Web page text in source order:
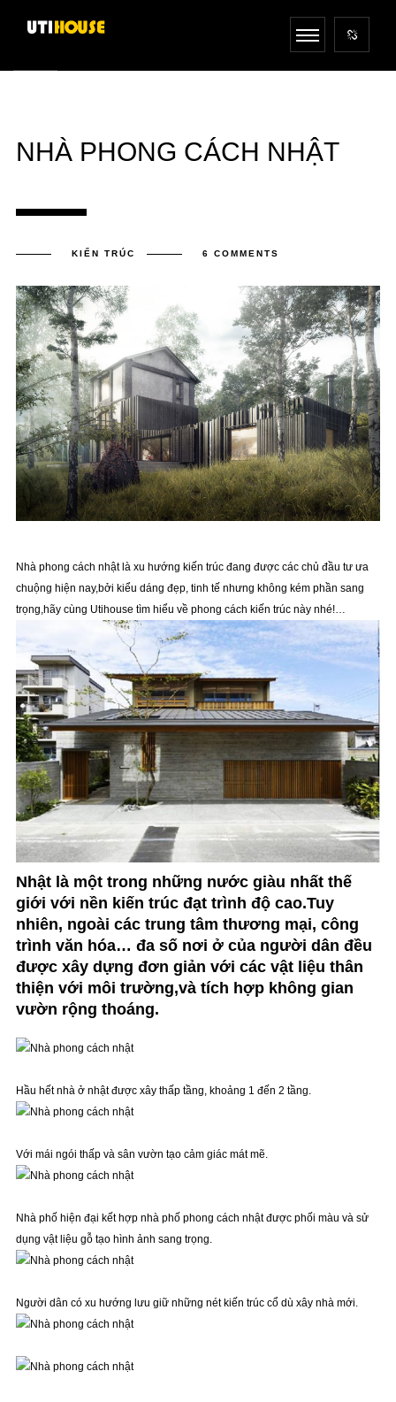
NHÀ PHONG CÁCH NHẬT
KIẾN TRÚC 6 COMMENTS
Nhà phong cách nhật là xu hướng kiến trúc đang được các chủ đầu tư ưa
chuộng hiện nay,bởi kiểu dáng đẹp, tinh tế nhưng không kém phần sang
trọng,hãy cùng Utihouse tìm hiểu về phong cách kiến trúc này nhé!…
Nhật là một trong những nước giàu nhất thế
giới với nền kiến trúc đạt trình độ cao.Tuy
nhiên, ngoài các trung tâm thương mại, công
trình văn hóa… đa số nơi ở của người dân đều
được xây dựng đơn giản với các vật liệu thân
thiện với môi trường,và tích hợp không gian
vườn rộng thoáng.
Hầu hết nhà ở nhật được xây thấp tầng, khoảng 1 đến 2 tầng.
Với mái ngói thấp và sân vườn tạo cảm giác mát mẽ.
Nhà phố hiện đại kết hợp nhà phố phong cách nhật được phối màu và sử
dụng vật liệu gỗ tạo hình ảnh sang trọng.
Người dân có xu hướng lưu giữ những nét kiến trúc cổ dù xây nhà mới.